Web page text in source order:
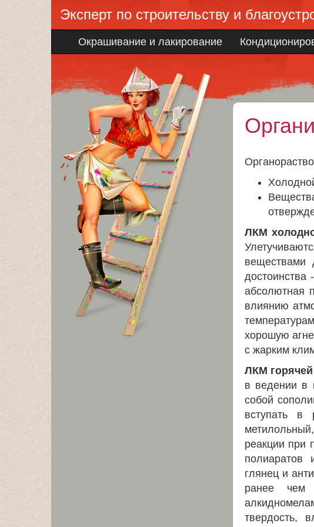
Эксперт по строительству и
Окрашивание и лакирование
ЛКМ
веществами
достоинства
абсолютная
влиянию
хорошую
с жарким
ЛКМ
в ведении в
собой
вступать в
реакции при
полиаратов
глянец и
ранее чем
твердость,